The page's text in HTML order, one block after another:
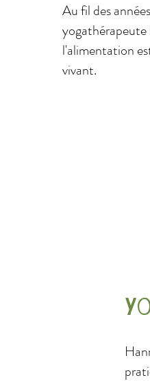
Au fil des
l'alimentation
vivant.